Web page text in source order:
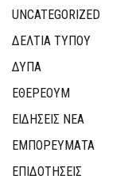
UNCATEGORIZED
ΔΕΛΤΙΑ ΤΥΠΟΥ
ΔΥΠΑ
ΕΘΈΡΕΟΥΜ
ΕΙΔΗΣΕΙΣ ΝΕΑ
ΕΜΠΟΡΕΥΜΑΤΑ
ΕΠΙΔΟΤΗΣΕΙΣ